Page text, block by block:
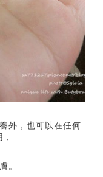
外，也可以在任何
。